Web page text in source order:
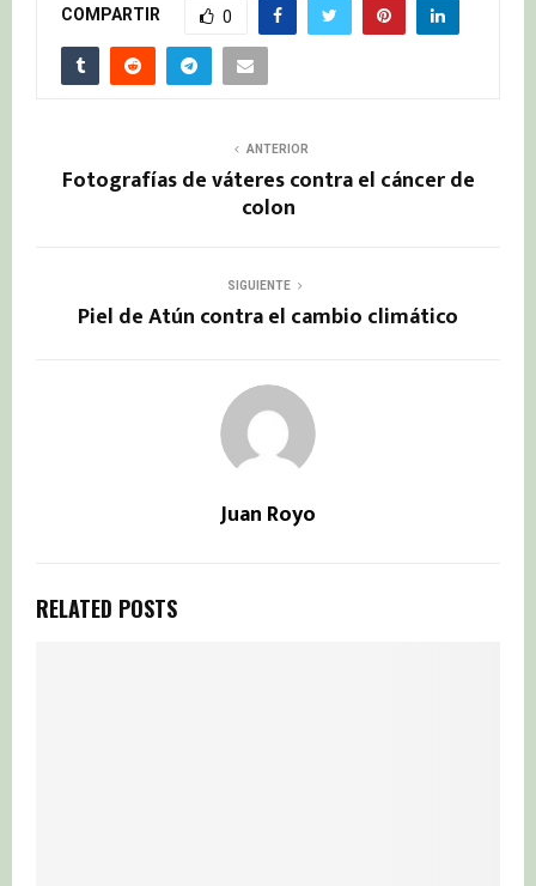
COMPARTIR 0
ANTERIOR
Fotografías de váteres contra el cáncer de
colon
SIGUIENTE
Piel de Atún contra el cambio climático
Juan Royo
RELATED POSTS